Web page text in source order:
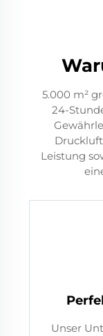
5.000 m²
24-
Leistung
Unser